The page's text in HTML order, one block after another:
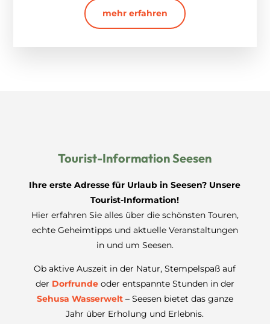
mehr erfahren
Tourist-Information Seesen
Ihre erste Adresse für Urlaub in Seesen? Unsere
Tourist-Information!
Hier erfahren Sie alles über die schönsten Touren,
echte Geheimtipps und aktuelle Veranstaltungen
in und um Seesen.
Ob aktive Auszeit in der Natur, Stempelspaß auf
der Dorfrundeoder entspannte Stunden in der
Sehusa Wasserwelt– Seesen bietet das ganze
Jahr über Erholung und Erlebnis.